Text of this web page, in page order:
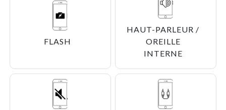
FLASH
HAUT-PARLEUR /
OREILLE
INTERNE